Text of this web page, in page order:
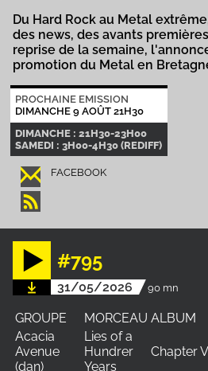
Du Hard Rock au Metal
des news, des avants
reprise de la semaine,
promotion du Metal en
PROCHAINE EMISSION
DIMANCHE 9 AOÛT 21H30
DIMANCHE : 21H30-23H00
SAMEDI : 3H00-4H30 (REDIFF)
FACEBOOK
#795
31/05/2026 90 mn
GROUPE MORCEAU ALBUM
Acacia
Avenue
(dan)
Lies of a
Hundrer
Years
Chapter V